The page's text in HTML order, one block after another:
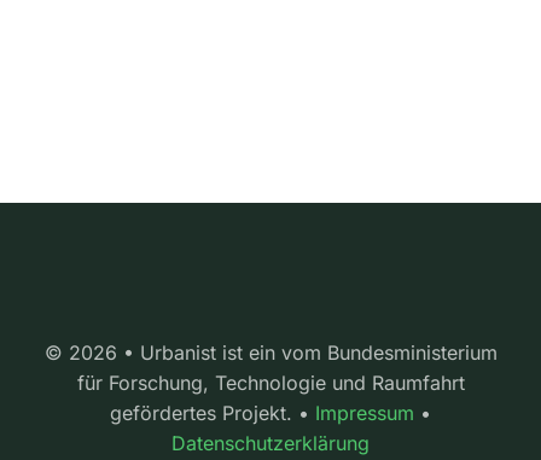
© 2026 • Urbanist ist ein vom Bundesministerium
für Forschung, Technologie und Raumfahrt
gefördertes Projekt. • Impressum •
Datenschutzerklärung